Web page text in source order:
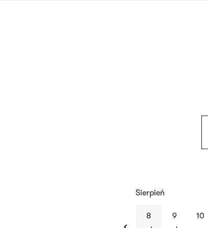
previous
Sierpień
8
9
10